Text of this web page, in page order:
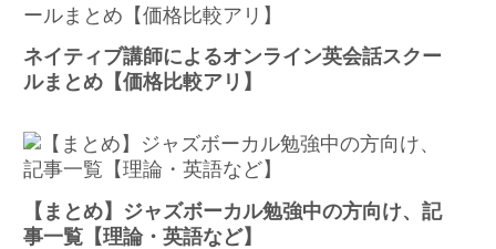
ネイティブ講師によるオンライン英会話スクー
ルまとめ【価格比較アリ】
【まとめ】ジャズボーカル勉強中の方向け、記
事一覧【理論・英語など】